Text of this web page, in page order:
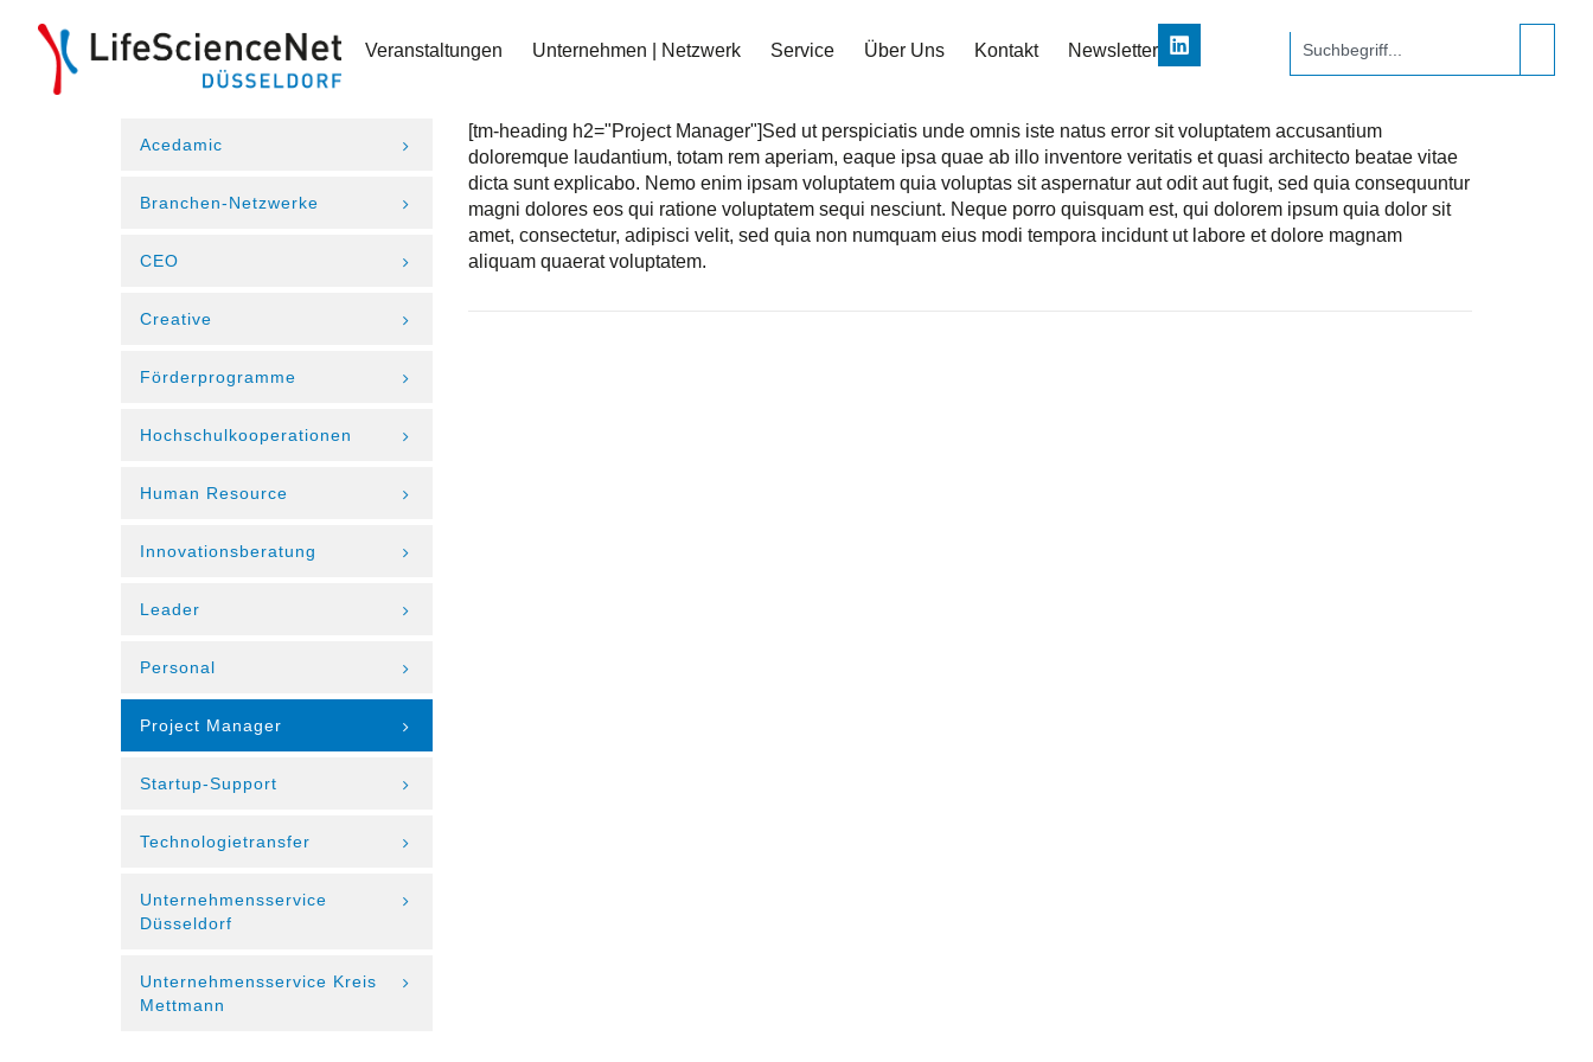
Veranstaltungen Unternehmen | Netzwerk Service Über Uns Kontakt Newsletter
Acedamic
Branchen-Netzwerke
CEO
Creative
Förderprogramme
Hochschulkooperationen
Human Resource
Innovationsberatung
Leader
Personal
Project Manager
Startup-Support
Technologietransfer
Unternehmensservice
Düsseldorf
Unternehmensservice Kreis
Mettmann
[tm-heading h2="Project Manager"]Sed ut perspiciatis unde omnis iste natus error sit voluptatem accusantium
doloremque laudantium, totam rem aperiam, eaque ipsa quae ab illo inventore veritatis et quasi architecto beatae vitae
dicta sunt explicabo. Nemo enim ipsam voluptatem quia voluptas sit aspernatur aut odit aut fugit, sed quia consequuntur
magni dolores eos qui ratione voluptatem sequi nesciunt. Neque porro quisquam est, qui dolorem ipsum quia dolor sit
amet, consectetur, adipisci velit, sed quia non numquam eius modi tempora incidunt ut labore et dolore magnam
aliquam quaerat voluptatem.